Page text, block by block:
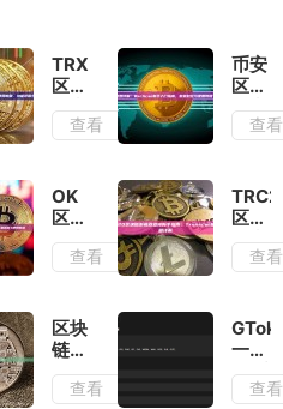
TRX
区块
链浏
览器
指
南：
Tronscan
使用
教
功能
详解
与数
据对
查看
币安
区块
链浏
览器
新手
入门
南、
对比
与使
查看
OK
区块
链浏
览器
南：
OKLink
全面
解析
查看
区块
链浏
览器
指
南：
使用
查看
区块
链浏
览器
有哪
查看
一键
发币
平台
查看